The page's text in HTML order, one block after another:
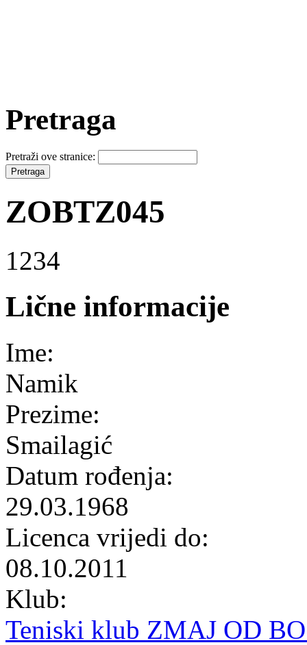
Pretraga
Pretraži ove stranice:
ZOBTZ045
1234
Lične informacije
Ime:
Namik
Prezime:
Smailagić
Datum rođenja:
29.03.1968
Licenca vrijedi do:
08.10.2011
Klub:
Teniski klub ZMAJ OD